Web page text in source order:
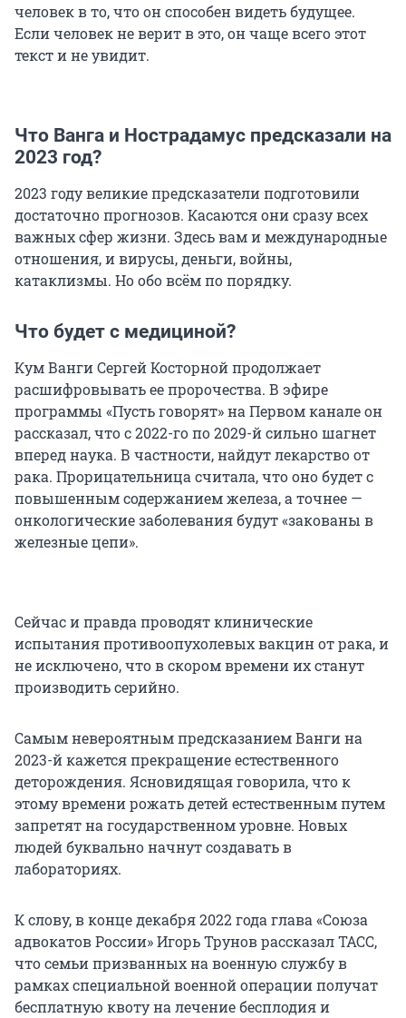
человек в то, что он способен видеть будущее.
Если человек не верит в это, он чаще всего этот
текст и не увидит.
Что Ванга и Нострадамус предсказали на
2023 год?
2023 году великие предсказатели подготовили
достаточно прогнозов. Касаются они сразу всех
важных сфер жизни. Здесь вам и международные
отношения, и вирусы, деньги, войны,
катаклизмы. Но обо всём по порядку.
Что будет с медициной?
Кум Ванги Сергей Косторной продолжает
расшифровывать ее пророчества. В эфире
программы «Пусть говорят» на Первом канале он
рассказал, что с 2022-го по 2029-й сильно шагнет
вперед наука. В частности, найдут лекарство от
рака. Прорицательница считала, что оно будет с
повышенным содержанием железа, а точнее —
онкологические заболевания будут «закованы в
железные цепи».
Сейчас и правда проводят клинические
испытания противоопухолевых вакцин от рака, и
не исключено, что в скором времени их станут
производить серийно.
Самым невероятным предсказанием Ванги на
2023-й кажется прекращение естественного
деторождения. Ясновидящая говорила, что к
этому времени рожать детей естественным путем
запретят на государственном уровне. Новых
людей буквально начнут создавать в
лабораториях.
К слову, в конце декабря 2022 года глава «Союза
адвокатов России» Игорь Трунов рассказал ТАСС,
что семьи призванных на военную службу в
рамках специальной военной операции получат
бесплатную квоту на лечение бесплодия и